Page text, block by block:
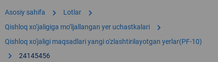
Asosiy sahifa chevron_right Lotlar chevron_right
Qishloq xo‘jaligiga moʼljallangan yer uchastkalari chevron_right
Qishloq xo'jaligi maqsadlari yangi o'zlashtirilayotgan yerlar(PF-10)
chevron_right 24145456